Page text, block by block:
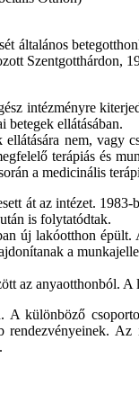
általános
Szentgotthárdon,
intézményre
betegek ellátásában.
nem, vagy
terápiás és
a medicinális
át az intézet.
is folytatódtak.
új lakóotthon
a
az anyaotthonból.
különböző
rendezvényeinek.